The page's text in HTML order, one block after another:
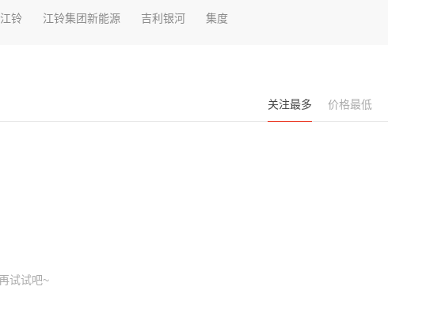
江铃 江铃集团新能源 吉利银河 集度
关注最多 价格最低
试试吧~